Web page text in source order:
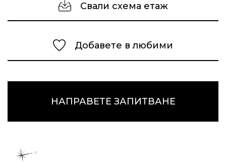
Свали схема етаж
Добавете в любими
НАПРАВЕТЕ ЗАПИТВАНЕ